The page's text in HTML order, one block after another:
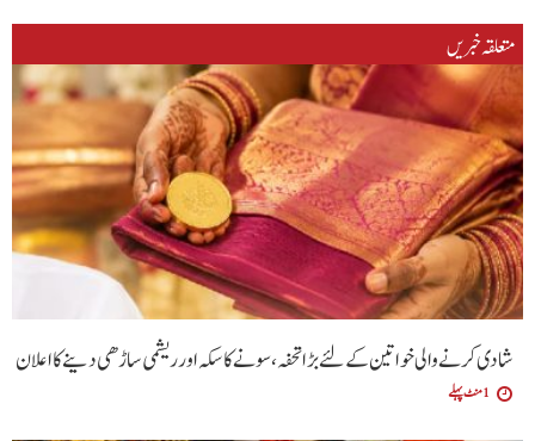
متعلقہ خبریں
شادی کرنے والی خواتین کےلئے بڑا تحفہ، سونے کا سکہ اور ریشمی ساڑھی دینے کا اعلان
1 منٹ پہلے